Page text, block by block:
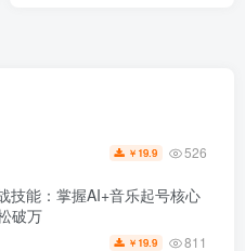
￥ 19.9 526
技能：掌握AI+音乐起号核心
破万
￥ 19.9 811